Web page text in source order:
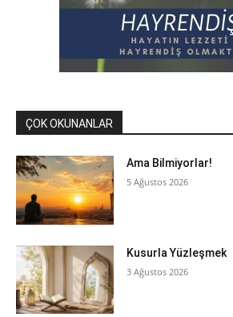
ÇOK OKUNANLAR
Ama Bilmiyorlar!
5 Ağustos 2026
Kusurla Yüzleşmek
3 Ağustos 2026